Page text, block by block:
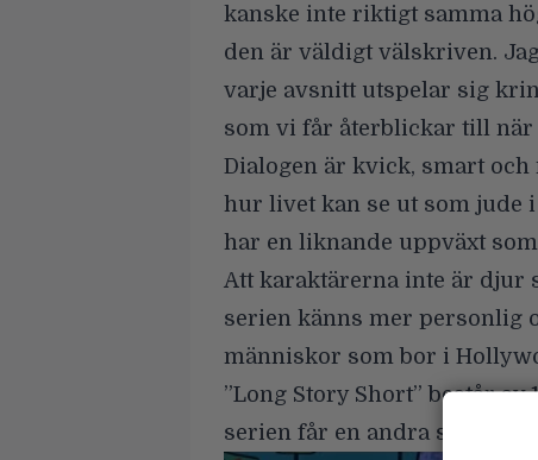
kanske inte riktigt samma
den är väldigt välskriven.
varje avsnitt utspelar sig
som vi får återblickar till när
Dialogen är kvick, smart
hur livet kan se ut som jude i
har en liknande uppväxt
Att karaktärerna inte är djur
serien känns mer personlig
människor som bor i
”Long Story Short” består
serien får en andra säsong.